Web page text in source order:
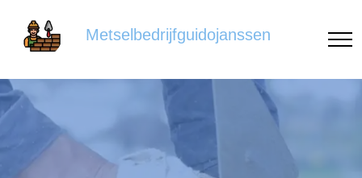
Metselbedrijfguidojanssen